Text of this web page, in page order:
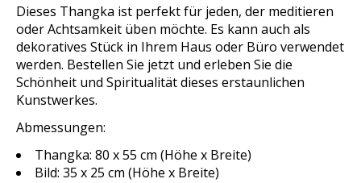
Dieses Thangka ist perfekt für jeden, der meditieren
oder Achtsamkeit üben möchte. Es kann auch als
dekoratives Stück in Ihrem Haus oder Büro verwendet
werden. Bestellen Sie jetzt und erleben Sie die
Schönheit und Spiritualität dieses erstaunlichen
Kunstwerkes.
Abmessungen:
Thangka: 80 x 55 cm (Höhe x Breite)
Bild: 35 x 25 cm (Höhe x Breite)